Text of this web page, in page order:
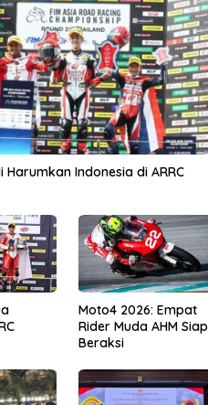
Harumkan Indonesia di ARRC
Moto4 2026: Empat
Rider Muda AHM Siap
Beraksi